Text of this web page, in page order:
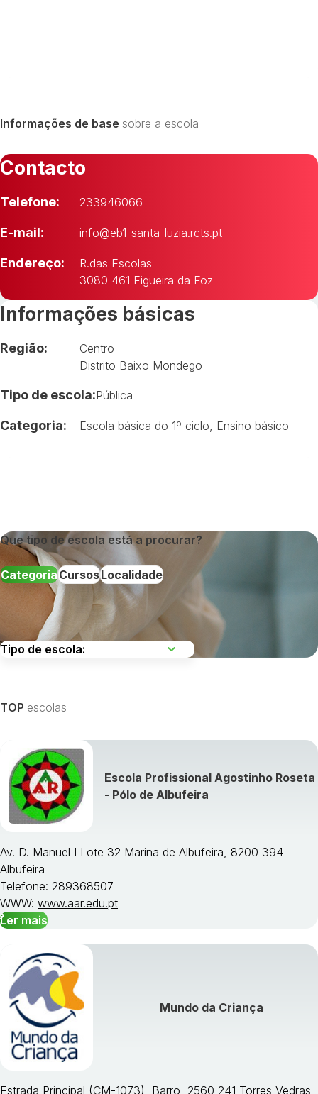
Informações de base sobre a escola
Contacto
Telefone: 233946066
E-mail: info@eb1-santa-luzia.rcts.pt
Endereço:
R.das Escolas
3080 461 Figueira da Foz
Informações básicas
Região:
Centro
Distrito Baixo Mondego
Tipo de escola:Pública
Categoria: Escola básica do 1º ciclo Ensino básico
Que tipo de escola está a procurar?
CategoriaCursosLocalidade
Visualizar todos os cursos »
TOP escolas
Escola Profissional Agostinho Roseta
- Pólo de Albufeira
Av. D. Manuel I Lote 32 Marina de Albufeira, 8200 394
Albufeira
Telefone: 289368507
WWW: www.aar.edu.pt
Ler mais
Mundo da Criança
Estrada Principal (CM-1073), Barro, 2560 241 Torres Vedras